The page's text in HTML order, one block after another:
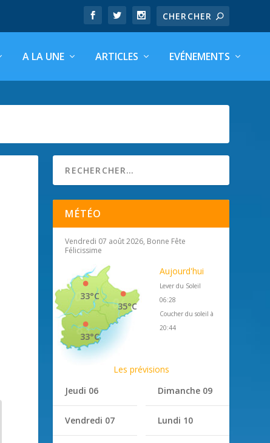
A LA UNE ARTICLES EVÉNEMENTS
MÉTÉO
Vendredi 07 août 2026, Bonne Fête
Félicissime
35°C
33°C
33°C
Aujourd'hui
Lever du Soleil
06:28
Coucher du soleil à
20:44
Les prévisions
Jeudi 06
Vendredi 07
Dimanche 09
Lundi 10